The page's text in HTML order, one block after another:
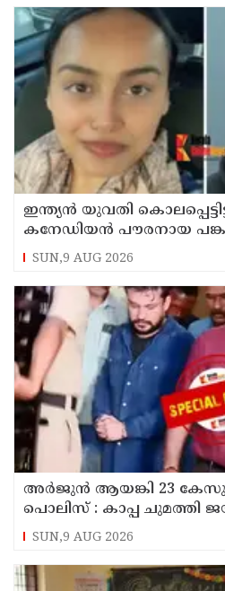
ഇന്ത്യന്‍ യുവതി
കനേഡിയന്‍ പൗരനായ
SUN,9 AUG 2026
അര്‍ജുന്‍ ആയങ്കി 23
പൊലിസ് : കാപ്പ ചുമത്തി
നീക്കം
SUN,9 AUG 2026